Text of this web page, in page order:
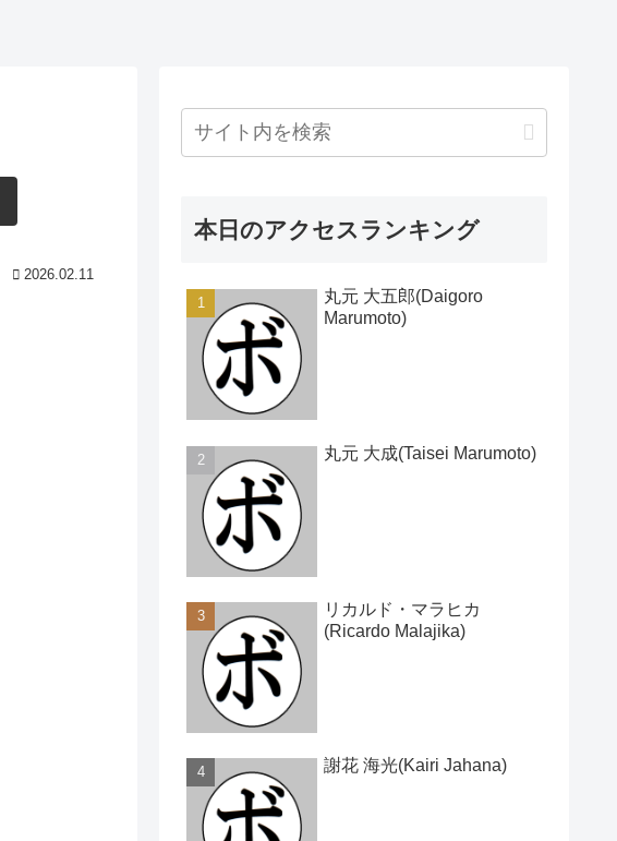
2026.02.11
本日のアクセスランキング
丸元 大五郎(Daigoro
Marumoto)
丸元 大成(Taisei Marumoto)
リカルド・マラヒカ
(Ricardo Malajika)
謝花 海光(Kairi Jahana)